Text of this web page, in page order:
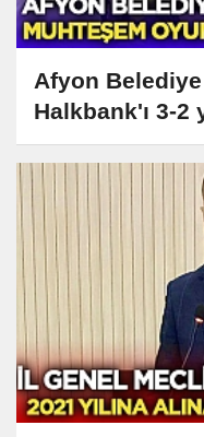
Afyon
Halkbank'ı 3-2